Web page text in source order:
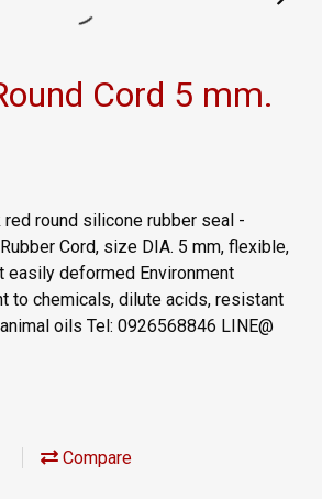
Cord 5 mm.
red round silicone rubber seal -
Cord, size DIA. 5 mm, flexible,
easily deformed Environment
to chemicals, dilute acids, resistant
oils Tel: 0926568846 LINE@
Compare